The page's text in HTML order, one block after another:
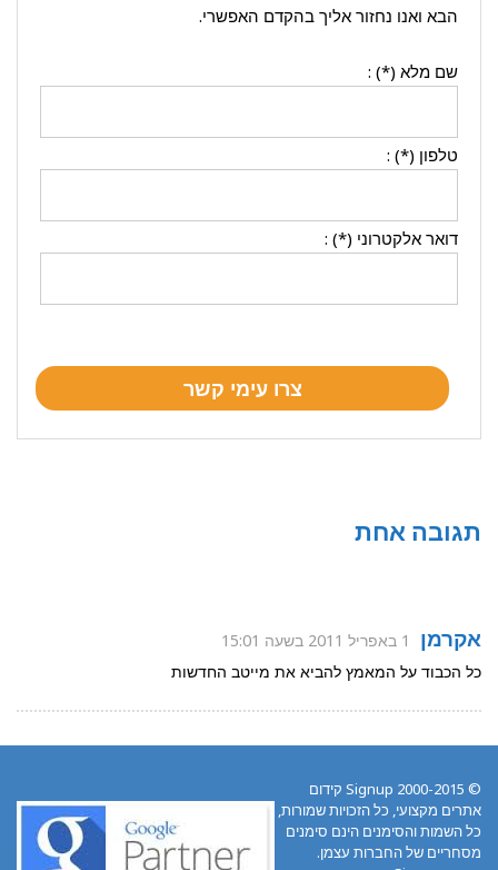
הבא ואנו נחזור אליך בהקדם האפשרי.
שם מלא (*) :
טלפון (*) :
דואר אלקטרוני (*) :
תגובה אחת
אקרמן
1 באפריל 2011 בשעה 15:01
כל הכבוד על המאמץ להביא את מייטב החדשות
© 2000-2015 Signup קידום
אתרים מקצועי, כל הזכויות שמורות,
כל השמות והסימנים הינם סימנים
מסחריים של החברות עצמן.